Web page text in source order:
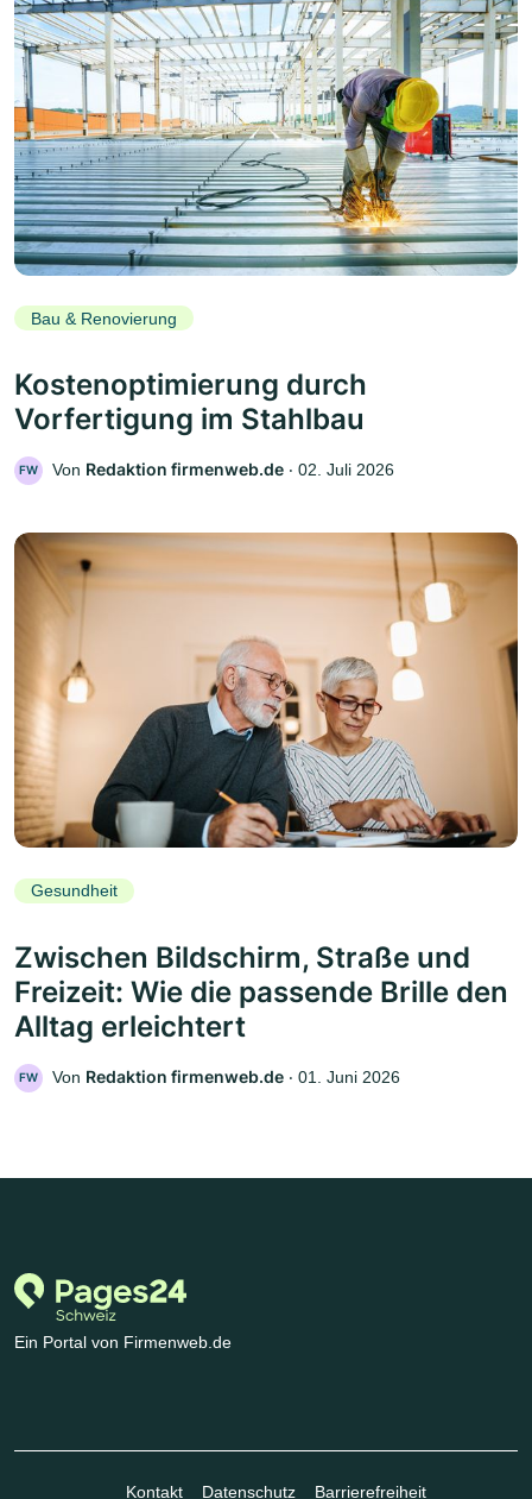
Bau & Renovierung
Kostenoptimierung durch
Vorfertigung im Stahlbau
FW Von Redaktion firmenweb.de ‧ 02. Juli 2026
Gesundheit
Zwischen Bildschirm, Straße und
Freizeit: Wie die passende Brille den
Alltag erleichtert
FW Von Redaktion firmenweb.de ‧ 01. Juni 2026
Ein Portal von Firmenweb.de
Kontakt Datenschutz Barrierefreiheit